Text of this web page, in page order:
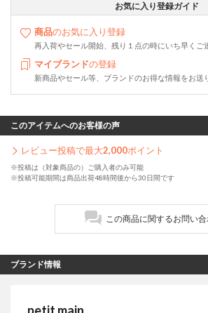
お気に入り登録ガイド
商品のお気に入り登録
再入荷やセール開始、残り１点の時にいち早くご
マイブランドの登録
新商品やセール等、ブランドのお得な情報をお送
このアイテムへのお客様の声
レビュー投稿で最大2,000ポイント
※投稿は（対象商品の）ご購入者のみ可能
※投稿可能期間は商品出荷48時間後から30日間です
この商品に関するお問い
ブランド情報